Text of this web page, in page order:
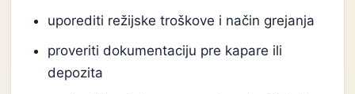
uporediti režijske troškove i način grejanja
proveriti dokumentaciju pre kapare ili
depozita